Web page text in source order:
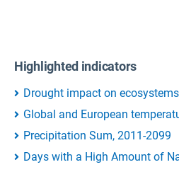
Highlighted indicators
Drought impact on
Global and European
Precipitation Sum, 2011-2099
Days with a High Amount of